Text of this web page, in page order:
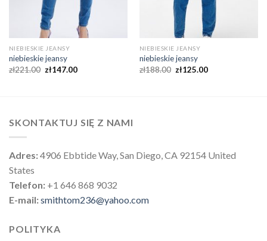
NIEBIESKIE JEANSY
niebieskie jeansy
zł221.00 zł147.00
NIEBIESKIE JEANSY
niebieskie jeansy
zł188.00 zł125.00
SKONTAKTUJ SIĘ Z NAMI
Adres:4906 Ebbtide Way, San Diego, CA 92154 United
States
Telefon: +1 646 868 9032
E-mail:smithtom236@yahoo.com
POLITYKA